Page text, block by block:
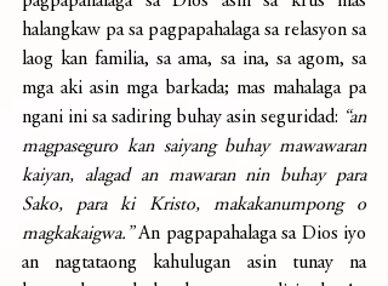
halangkaw pa sa pagpapahalaga sa relasyon sa
laog kan familia, sa ama, sa ina, sa agom, sa
mga aki asin mga barkada; mas mahalaga pa
ngani ini sa sadiring buhay asin seguridad: “an
magpaseguro kan saiyang buhay mawawaran
kaiyan, alagad an mawaran nin buhay para
Sako, para ki Kristo, makakanumpong o
magkakaigwa.” An pagpapahalaga sa Dios iyo
an nagtataong kahulugan asin tunay na